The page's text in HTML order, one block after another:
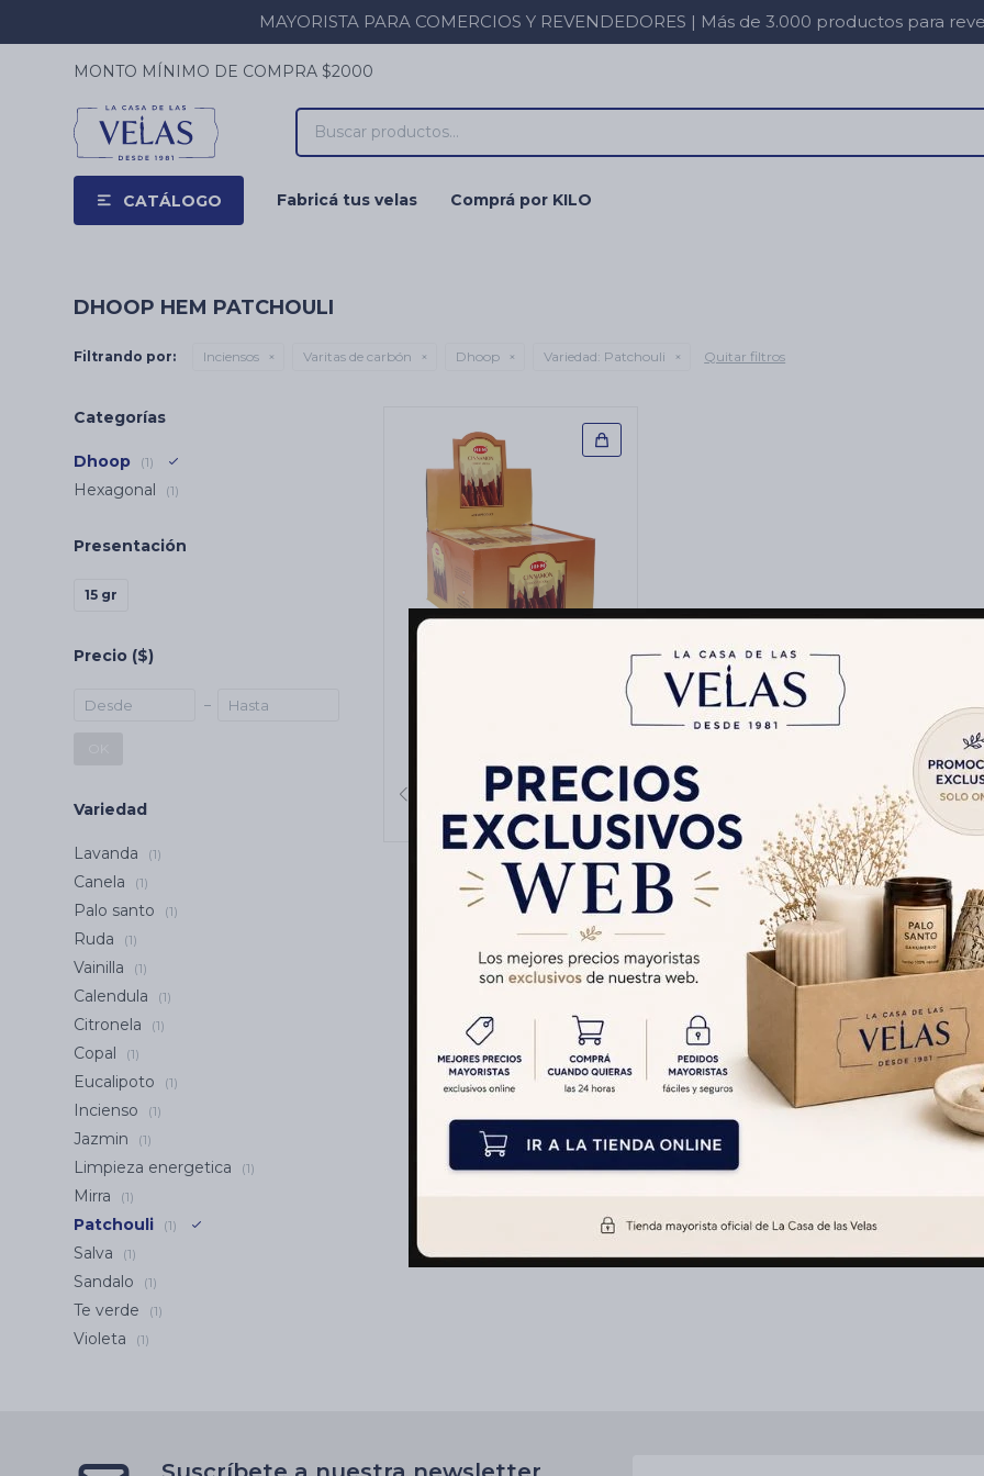
MAYORISTA PARA COMERCIOS Y REVENDEDORES | Más de 3.000 productos para
CATÁLOGO Fabricá tus velas Comprá por KILO
MONTO MÍNIMO DE COMPRA $2000
DHOOP HEM PATCHOULI
Filtrando por: Inciensos Varitas de carbón Dhoop Variedad: Patchouli Quitar filtros
Categorías
Dhoop (1)
Hexagonal (1)
Presentación
15 gr
Precio ($)
Variedad
Lavanda (1)
Canela (1)
Palo santo (1)
Ruda (1)
Vainilla (1)
Calendula (1)
Citronela (1)
Copal (1)
Eucalipoto (1)
Incienso (1)
Jazmin (1)
Limpieza energetica (1)
Mirra (1)
Patchouli (1)
Salva (1)
Sandalo (1)
Te verde (1)
Violeta (1)